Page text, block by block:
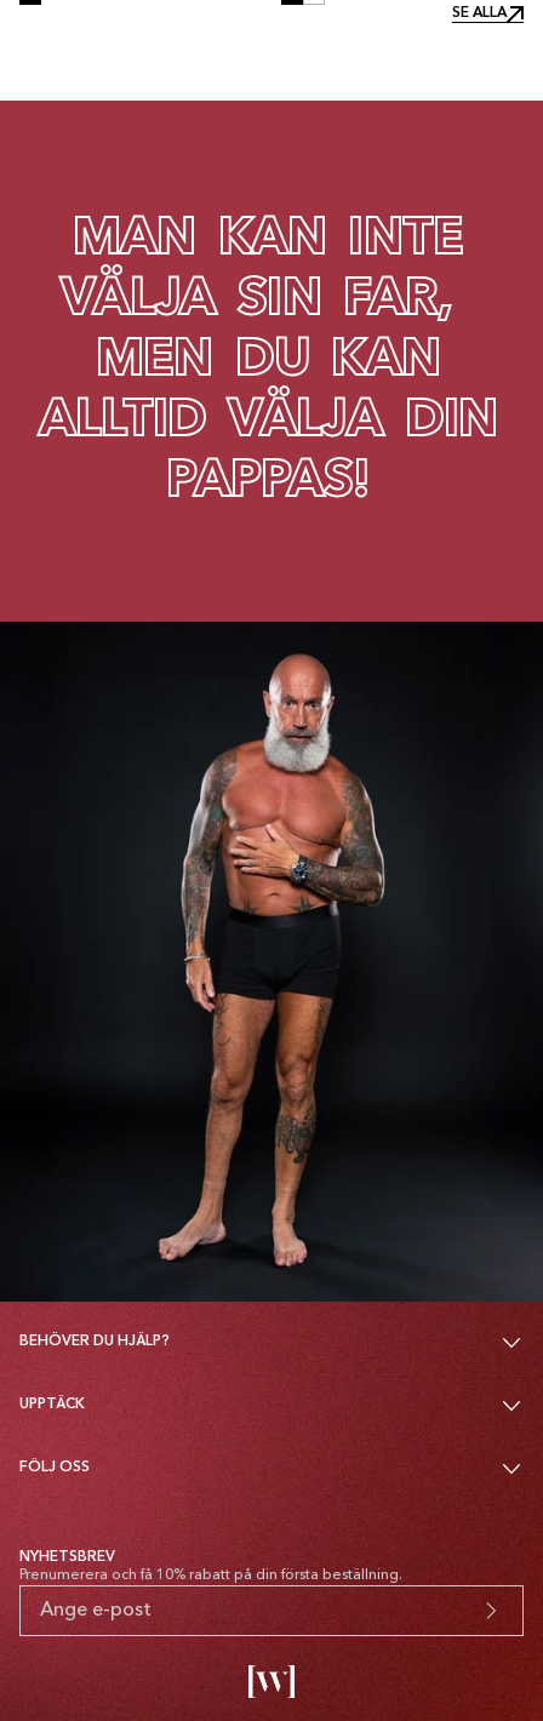
SE ALLA
MAN KAN INTE
VÄLJA SIN FAR,
MEN DU KAN
ALLTID VÄLJA DIN
PAPPAS!
BEHÖVER DU HJÄLP?
UPPTÄCK
FÖLJ OSS
NYHETSBREV
Prenumerera och få 10% rabatt på din första beställning.